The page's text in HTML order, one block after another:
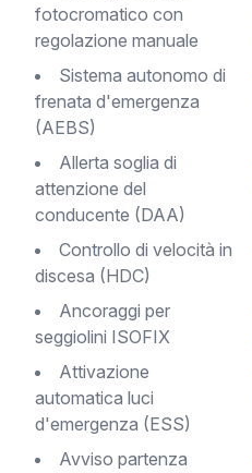
fotocromatico con
regolazione manuale
Sistema autonomo di
frenata d'emergenza
(AEBS)
Allerta soglia di
attenzione del
conducente (DAA)
controllo di velocità in
discesa (HDC)
Ancoraggi per
seggiolini ISOFIX
Attivazione
automatica luci
d'emergenza (ESS)
Avviso partenza